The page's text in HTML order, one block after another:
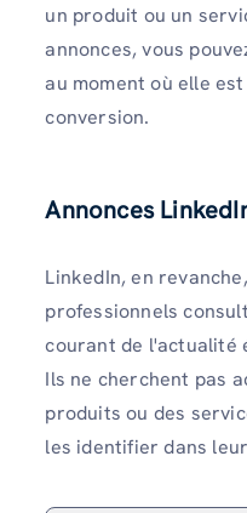
un produit ou un
annonces, vous
au moment où elle
conversion.
Annonces
LinkedIn, en
professionnels
courant de l'actualité
Ils ne cherchent pas
produits ou des
les identifier dans